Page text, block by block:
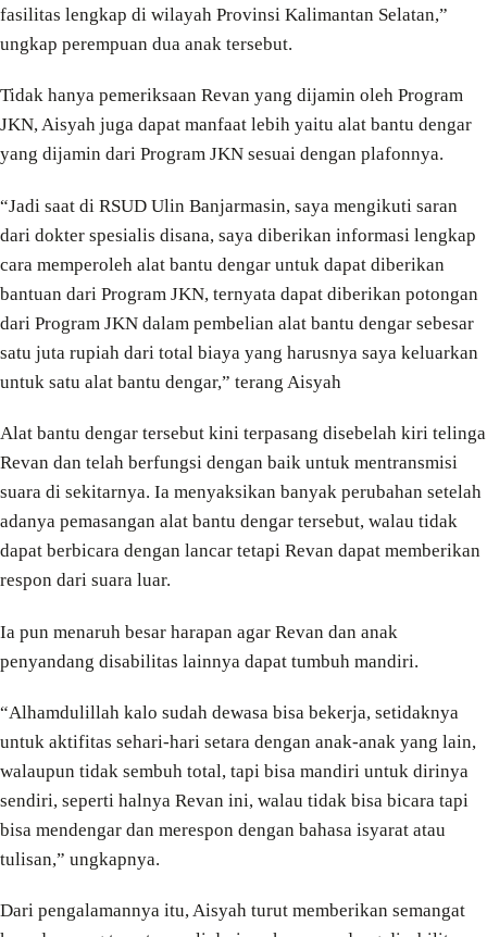
fasilitas lengkap di wilayah Provinsi Kalimantan Selatan,”
ungkap perempuan dua anak tersebut.
Tidak hanya pemeriksaan Revan yang dijamin oleh Program
JKN, Aisyah juga dapat manfaat lebih yaitu alat bantu dengar
yang dijamin dari Program JKN sesuai dengan plafonnya.
“Jadi saat di RSUD Ulin Banjarmasin, saya mengikuti saran
dari dokter spesialis disana, saya diberikan informasi lengkap
cara memperoleh alat bantu dengar untuk dapat diberikan
bantuan dari Program JKN, ternyata dapat diberikan potongan
dari Program JKN dalam pembelian alat bantu dengar sebesar
satu juta rupiah dari total biaya yang harusnya saya keluarkan
untuk satu alat bantu dengar,” terang Aisyah
Alat bantu dengar tersebut kini terpasang disebelah kiri telinga
Revan dan telah berfungsi dengan baik untuk mentransmisi
suara di sekitarnya. Ia menyaksikan banyak perubahan setelah
adanya pemasangan alat bantu dengar tersebut, walau tidak
dapat berbicara dengan lancar tetapi Revan dapat memberikan
respon dari suara luar.
Ia pun menaruh besar harapan agar Revan dan anak
penyandang disabilitas lainnya dapat tumbuh mandiri.
“Alhamdulillah kalo sudah dewasa bisa bekerja, setidaknya
untuk aktifitas sehari-hari setara dengan anak-anak yang lain,
walaupun tidak sembuh total, tapi bisa mandiri untuk dirinya
sendiri, seperti halnya Revan ini, walau tidak bisa bicara tapi
bisa mendengar dan merespon dengan bahasa isyarat atau
tulisan,” ungkapnya.
Dari pengalamannya itu, Aisyah turut memberikan semangat